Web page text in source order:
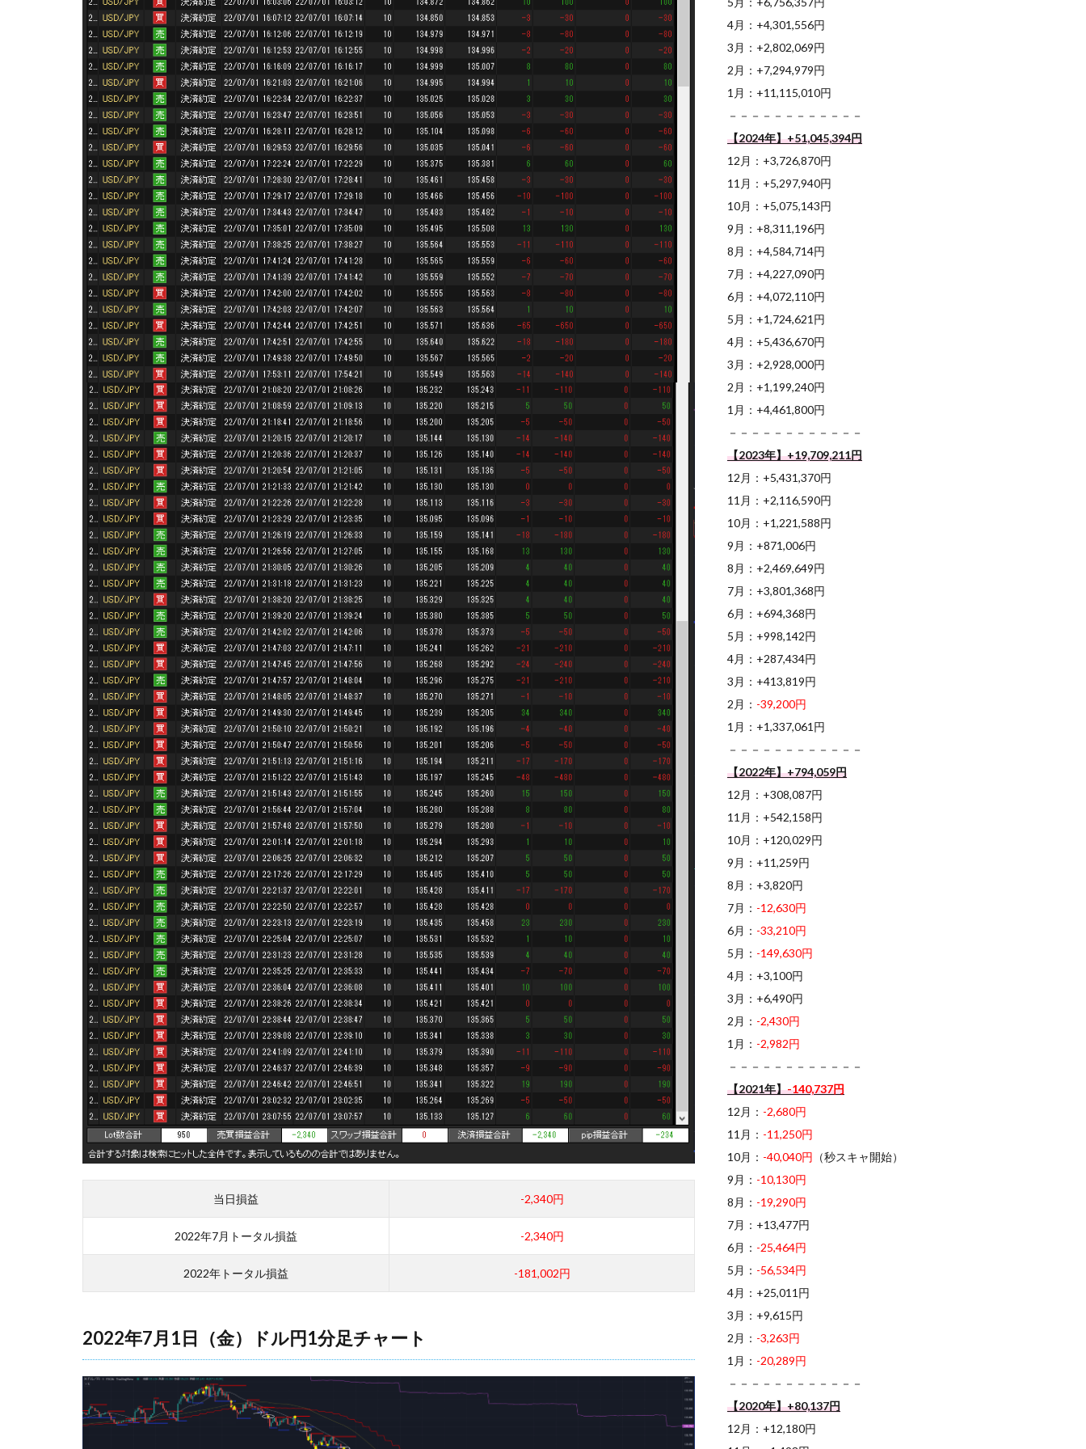
当日損益 -2,340円
2022年7月トータル損益 -2,340円
2022年トータル損益 -181,002円
2022年7月1日（金）ドル円1分足チャート
4月：+4,301,556円
3月：+2,802,069円
2月：+7,294,979円
1月：+11,115,010円
－－－－－－－－－－－－
【2024年】+51,045,394円
12月：+3,726,870円
11月：+5,297,940円
10月：+5,075,143円
9月：+8,311,196円
8月：+4,584,714円
7月：+4,227,090円
6月：+4,072,110円
5月：+1,724,621円
4月：+5,436,670円
3月：+2,928,000円
2月：+1,199,240円
1月：+4,461,800円
－－－－－－－－－－－－
【2023年】+19,709,211円
12月：+5,431,370円
11月：+2,116,590円
10月：+1,221,588円
9月：+871,006円
8月：+2,469,649円
7月：+3,801,368円
6月：+694,368円
5月：+998,142円
4月：+287,434円
3月：+413,819円
2月： -39,200円
1月：+1,337,061円
－－－－－－－－－－－－
【2022年】+794,059円
12月：+308,087円
11月：+542,158円
10月：+120,029円
9月：+11,259円
8月：+3,820円
7月： -12,630円
6月： -33,210円
5月： -149,630円
4月：+3,100円
3月：+6,490円
2月： -2,430円
1月： -2,982円
－－－－－－－－－－－－
【2021年】-140,737円
12月： -2,680円
11月： -11,250円
10月： -40,040円 （秒スキャ開始）
9月： -10,130円
8月： -19,290円
7月：+13,477円
6月： -25,464円
5月： -56,534円
4月：+25,011円
3月：+9,615円
2月： -3,263円
1月： -20,289円
－－－－－－－－－－－－
【2020年】+80,137円
12月：+12,180円